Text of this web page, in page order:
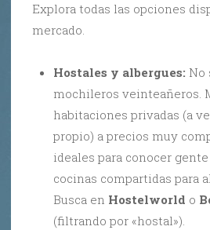
Explora todas las opciones
mercado.
Hostales y albergues: No
mochileros veinteañeros.
habitaciones privadas (a
propio) a precios muy
ideales para conocer
cocinas compartidas para
Busca en Hostelworld o
(filtrando por «hostal»).